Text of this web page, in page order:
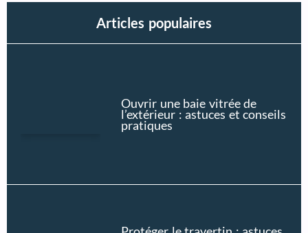
Articles populaires
Ouvrir une baie vitrée de
l’extérieur : astuces et conseils
pratiques